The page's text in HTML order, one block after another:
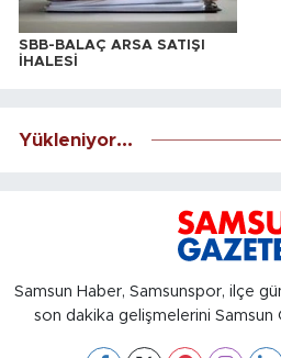
SBB-BALAÇ ARSA SATIŞI
İHALESİ
Yükleniyor...
Samsun Haber, Samsunspor, ilçe
son dakika gelişmelerini Samsun